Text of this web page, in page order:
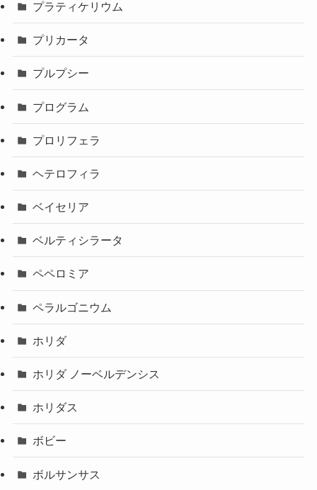
プラティケリウム
プリカータ
プルプシー
プログラム
プロリフェラ
ヘテロフィラ
ベイセリア
ベルティシラータ
ペペロミア
ペラルゴニウム
ホリダ
ホリダ ノーベルデンシス
ホリダス
ボビー
ボルサンサス